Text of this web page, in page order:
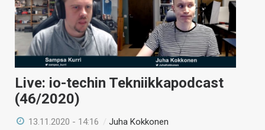
Live: io-techin Tekniikkapodcast
(46/2020)
13.11.2020 - 14:16 /Juha Kokkonen